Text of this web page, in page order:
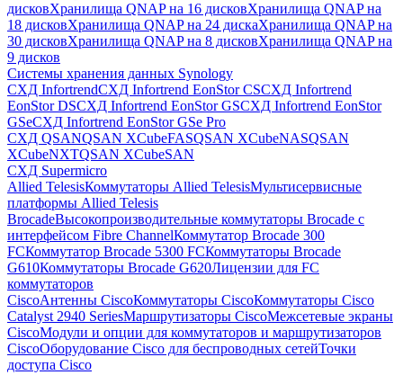
дисковХранилища QNAP на 16 дисковХранилища QNAP на
18 дисковХранилища QNAP на 24 дискаХранилища QNAP на
30 дисковХранилища QNAP на 8 дисковХранилища QNAP на
9 дисков
Системы хранения данных Synology
СХД InfortrendСХД Infortrend EonStor CSСХД Infortrend
EonStor DSСХД Infortrend EonStor GSСХД Infortrend EonStor
GSeСХД Infortrend EonStor GSe Pro
СХД QSANQSAN XCubeFASQSAN XCubeNASQSAN
XCubeNXTQSAN XCubeSAN
СХД Supermicro
Allied TelesisКоммутаторы Allied TelesisМультисервисные
платформы Allied Telesis
BrocadeВысокопроизводительные коммутаторы Brocade с
интерфейсом Fibre ChannelКоммутатор Brocade 300
FCКоммутатор Brocade 5300 FCКоммутаторы Brocade
G610Коммутаторы Brocade G620Лицензии для FC
коммутаторов
CiscoАнтенны CiscoКоммутаторы CiscoКоммутаторы Cisco
Catalyst 2940 SeriesМаршрутизаторы CiscoМежсетевые экраны
CiscoМодули и опции для коммутаторов и маршрутизаторов
CiscoОборудование Cisco для беспроводных сетейТочки
доступа Cisco